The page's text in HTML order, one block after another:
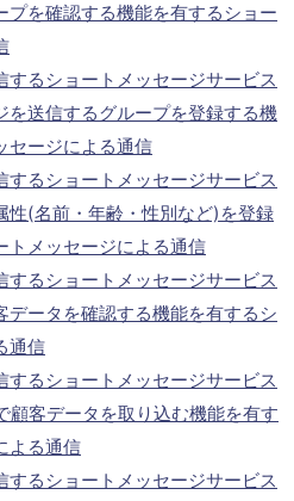
プを確認する機能を有するショー
するショートメッセージサービス
を送信するグループを登録する機
セージによる通信
するショートメッセージサービス
性(名前・年齢・性別など)を登録
トメッセージによる通信
するショートメッセージサービス
データを確認する機能を有するシ
通信
するショートメッセージサービス
顧客データを取り込む機能を有す
よる通信
するショートメッセージサービス